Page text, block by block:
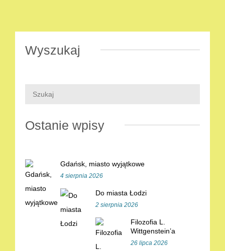
Wyszukaj
Ostanie wpisy
Gdańsk, miasto wyjątkowe
4 sierpnia 2026
Do miasta Łodzi
2 sierpnia 2026
Filozofia L.
Wittgenstein’a
26 lipca 2026